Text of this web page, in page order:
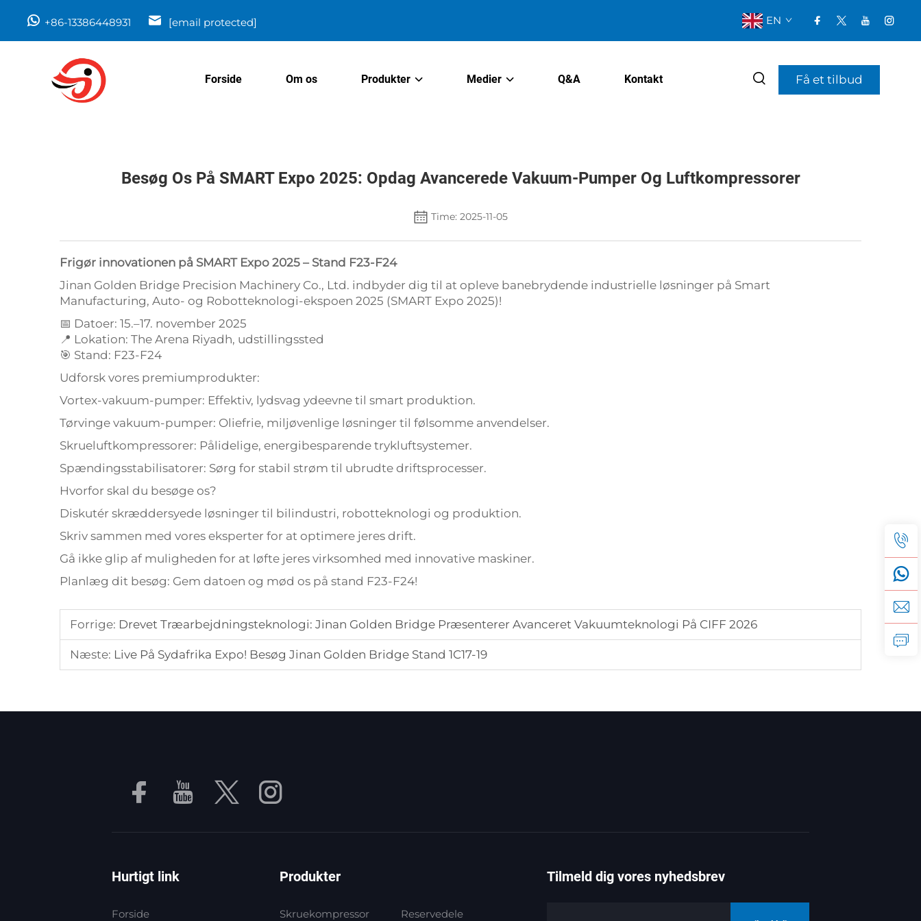
+86-13386448931 [email protected] EN
Forside Om os Produkter Medier Q&A Kontakt Få et tilbud
Besøg Os På SMART Expo 2025: Opdag Avancerede Vakuum-Pumper Og Luftkompressorer
Time: 2025-11-05
Frigør innovationen på SMART Expo 2025 – Stand F23-F24
Jinan Golden Bridge Precision Machinery Co., Ltd. indbyder dig til at opleve banebrydende industrielle løsninger på Smart
Manufacturing, Auto- og Robotteknologi-ekspoen 2025 (SMART Expo 2025)!
📅 Datoer: 15.–17. november 2025
📍 Lokation: The Arena Riyadh, udstillingssted
🎯 Stand: F23-F24
Udforsk vores premiumprodukter:
Vortex-vakuum-pumper: Effektiv, lydsvag ydeevne til smart produktion.
Tørvinge vakuum-pumper: Oliefrie, miljøvenlige løsninger til følsomme anvendelser.
Skrueluftkompressorer: Pålidelige, energibesparende trykluftsystemer.
Spændingsstabilisatorer: Sørg for stabil strøm til ubrudte driftsprocesser.
Hvorfor skal du besøge os?
Diskutér skræddersyede løsninger til bilindustri, robotteknologi og produktion.
Skriv sammen med vores eksperter for at optimere jeres drift.
Gå ikke glip af muligheden for at løfte jeres virksomhed med innovative maskiner.
Planlæg dit besøg: Gem datoen og mød os på stand F23-F24!
Forrige: Drevet Træarbejdningsteknologi: Jinan Golden Bridge Præsenterer Avanceret Vakuumteknologi På CIFF 2026
Næste: Live På Sydafrika Expo! Besøg Jinan Golden Bridge Stand 1C17-19
Hurtigt link
Forside
Produkter
Skruekompressor Reservedele
Tilmeld dig vores nyhedsbrev